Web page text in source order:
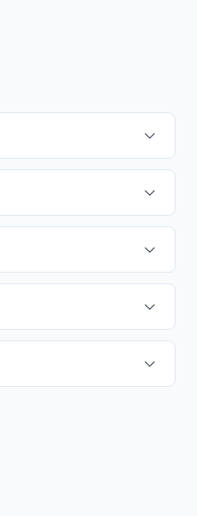
sont
du réseau
dès que possible pour
pouvez trouver ces
la fibre dans votre
de migration vers